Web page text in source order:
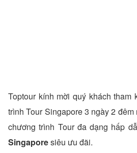
Toptour kính mời quý khách tham
trình Tour Singapore 3 ngày 2
chương trình Tour đa dạng hấp
Singaporesiêu ưu đãi.